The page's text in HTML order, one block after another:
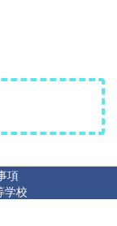
項
学校